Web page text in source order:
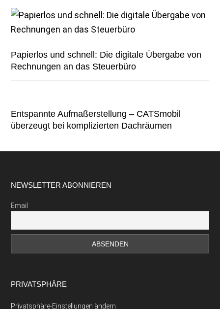
Papierlos und schnell: Die digitale Übergabe von
Rechnungen an das Steuerbüro
Entspannte Aufmaßerstellung – CATSmobil
überzeugt bei komplizierten Dachräumen
Footer
NEWSLETTER ABONNIEREN
Email
PRIVATSPHÄRE
Privatsphäre-Einstellungen ändern